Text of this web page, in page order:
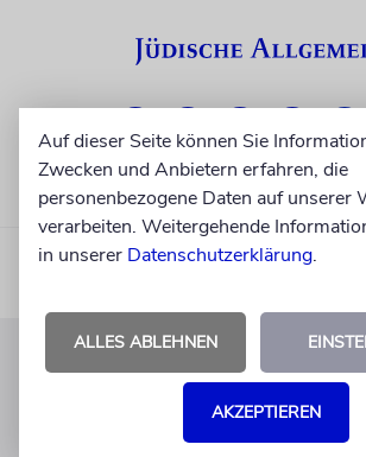
KUNDENSERVICE
Auf dieser Seite können Sie
Zwecken und Anbietern erfahren, die
personenbezogene Daten auf unserer
verarbeiten. Weitergehende
in unserer Datenschutzerklärung.
ALLES ABLEHNEN
AKZEPTIEREN